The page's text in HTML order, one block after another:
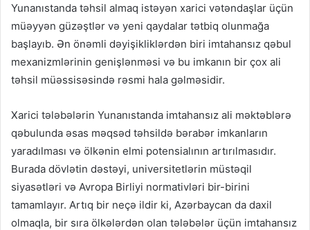
Yunanıstanda təhsil almaq istəyən xarici vətəndaşlar üçün
müəyyən güzəştlər və yeni qaydalar tətbiq olunmağa
başlayıb. Ən önəmli dəyişikliklərdən biri imtahansız qəbul
mexanizmlərinin genişlənməsi və bu imkanın bir çox ali
təhsil müəssisəsində rəsmi hala gəlməsidir.
Xarici tələbələrin Yunanıstanda imtahansız ali məktəblərə
qəbulunda əsas məqsəd təhsildə bərabər imkanların
yaradılması və ölkənin elmi potensialının artırılmasıdır.
Burada dövlətin dəstəyi, universitetlərin müstəqil
siyasətləri və Avropa Birliyi normativləri bir-birini
tamamlayır. Artıq bir neçə ildir ki, Azərbaycan da daxil
olmaqla, bir sıra ölkələrdən olan tələbələr üçün imtahansız